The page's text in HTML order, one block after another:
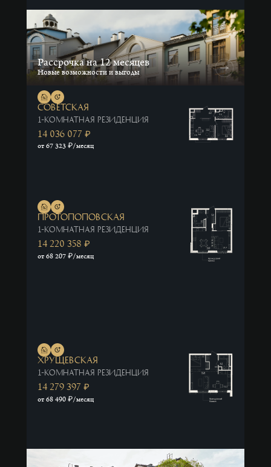
Рассрочка на 12 месяцев
Новые возможности и выгоды
Советская
1-комнатная резиденция
14 036 077 ₽
от 67 323 ₽/месяц
Протопоповская
1-комнатная резиденция
14 220 358 ₽
от 68 207 ₽/месяц
Хрущевская
1-комнатная резиденция
14 279 397 ₽
от 68 490 ₽/месяц